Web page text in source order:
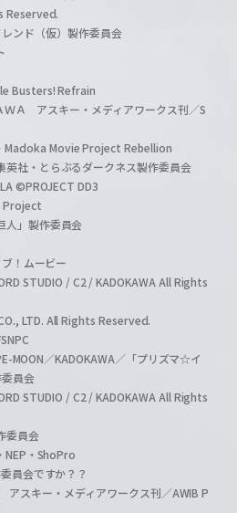
Reserved.
ンド（仮）製作委員会
Busters! Refrain
Ａ アスキー・メディアワークス刊／S
Movie Project Rebellion
社・とらぶるダークネス製作委員会
©PROJECT DD3
人」製作委員会
！ムービー
STUDIO / C2 / KADOKAWA All Rights
LTD. All Rights Reserved.
MOON／KADOKAWA／「プリズマ☆イ
員会
STUDIO / C2 / KADOKAWA All Rights
委員会
NEP・ShoPro
員会ですか？？
スキー・メディアワークス刊／AWIB P